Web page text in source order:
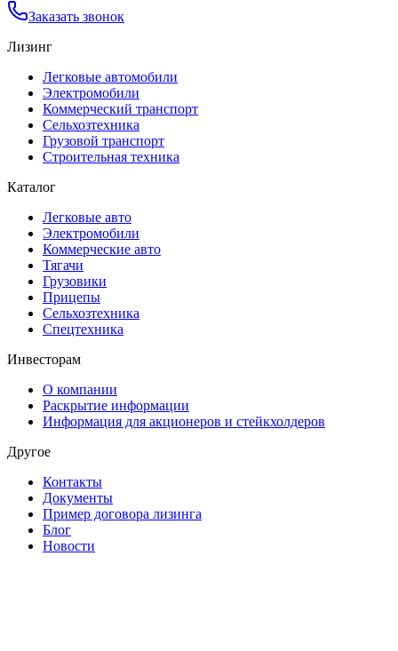
Заказать звонок
Лизинг
Легковые автомобили
Электромобили
Коммерческий транспорт
Сельхозтехника
Грузовой транспорт
Строительная техника
Каталог
Легковые авто
Электромобили
Коммерческие авто
Тягачи
Грузовики
Прицепы
Сельхозтехника
Спецтехника
Инвесторам
О компании
Раскрытие информации
Информация для акционеров и стейкхолдеров
Другое
Контакты
Документы
Пример договора лизинга
Блог
Новости